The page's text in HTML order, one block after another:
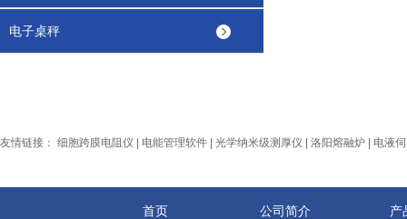
电子桌秤
友情链接： 细胞跨膜电阻仪 电能管理软件 光学纳米级测厚仪 洛阳熔融炉 电液
首页 公司简介 产